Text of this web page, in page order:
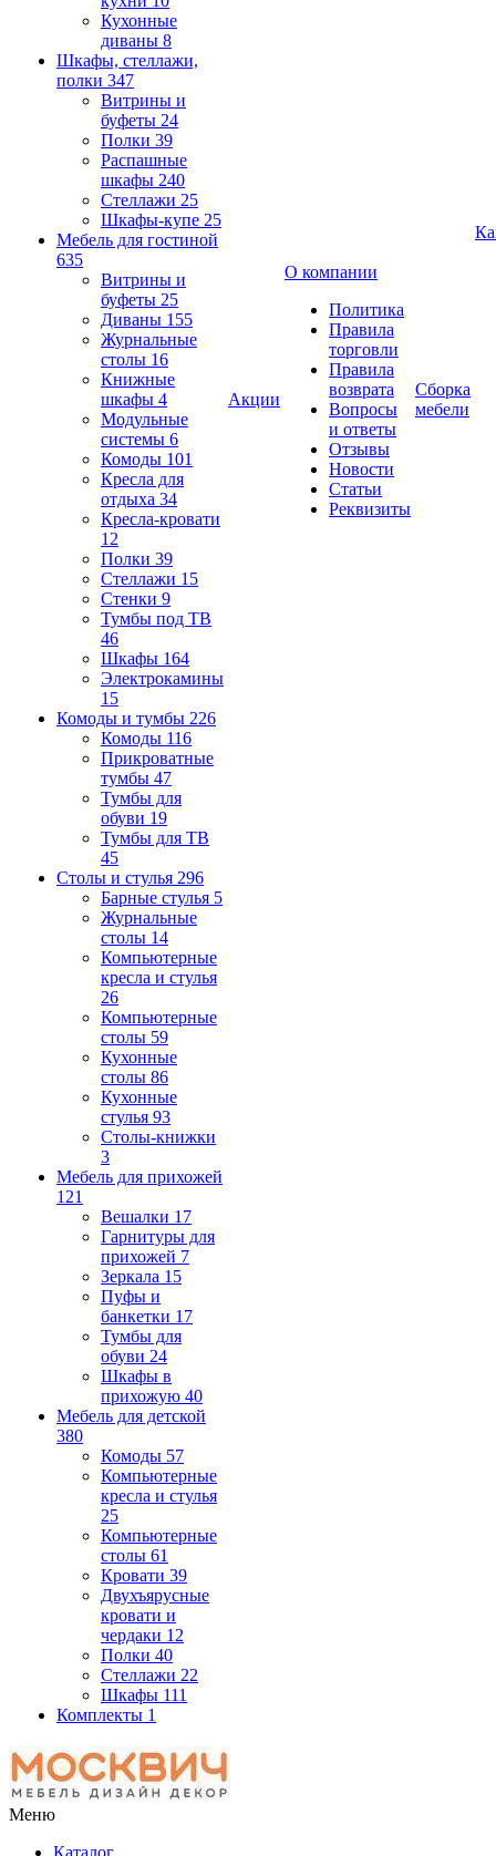
Кухонные
диваны 8
Шкафы, стеллажи,
полки 347
Витрины и
буфеты 24
Полки 39
Распашные
шкафы 240
Стеллажи 25
Шкафы-купе 25
Мебель для гостиной
635
Витрины и
буфеты 25
Диваны 155
Журнальные
столы 16
Книжные
шкафы 4
Модульные
системы 6
Комоды 101
Кресла для
отдыха 34
Кресла-кровати
12
Полки 39
Стеллажи 15
Стенки 9
Тумбы под ТВ
46
Шкафы 164
Электрокамины
15
Комоды и тумбы 226
Комоды 116
Прикроватные
тумбы 47
Тумбы для
обуви 19
Тумбы для ТВ
45
Столы и стулья 296
Барные стулья 5
Журнальные
столы 14
Компьютерные
кресла и стулья
26
Компьютерные
столы 59
Кухонные
столы 86
Кухонные
стулья 93
Столы-книжки
3
Мебель для прихожей
121
Вешалки 17
Гарнитуры для
прихожей 7
Зеркала 15
Пуфы и
банкетки 17
Тумбы для
обуви 24
Шкафы в
прихожую 40
Мебель для детской
380
Комоды 57
Компьютерные
кресла и стулья
25
Компьютерные
столы 61
Кровати 39
Двухъярусные
кровати и
чердаки 12
Полки 40
Стеллажи 22
Шкафы 111
Комплекты 1
Акции
О компании
Политика
Правила
торговли
Правила
возврата
Вопросы
и ответы
Отзывы
Новости
Статьи
Реквизиты
Сборка
мебели
Меню
Каталог